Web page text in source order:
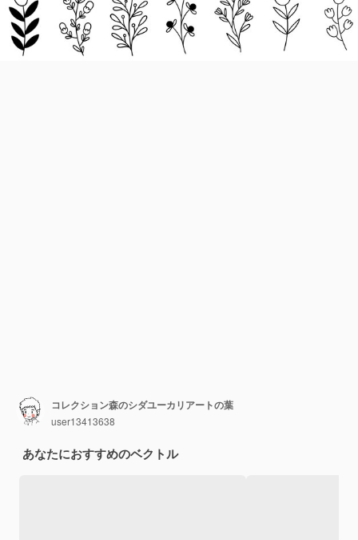
コレクション森のシダユーカリアートの葉
user13413638
あなたにおすすめのベクトル